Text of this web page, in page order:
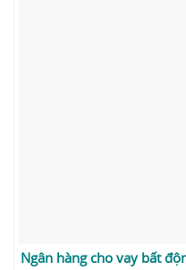
Ngân hàng cho vay bất